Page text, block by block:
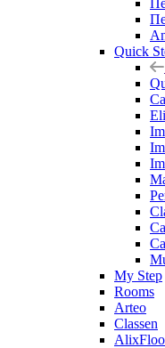
Quick
My Step
Rooms
Arteo
Classen